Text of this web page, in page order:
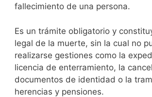
fallecimiento de una persona.
Es un trámite obligatorio y
legal de la muerte, sin la cual no
realizarse gestiones como la
licencia de enterramiento, la
documentos de identidad o la
herencias y pensiones.